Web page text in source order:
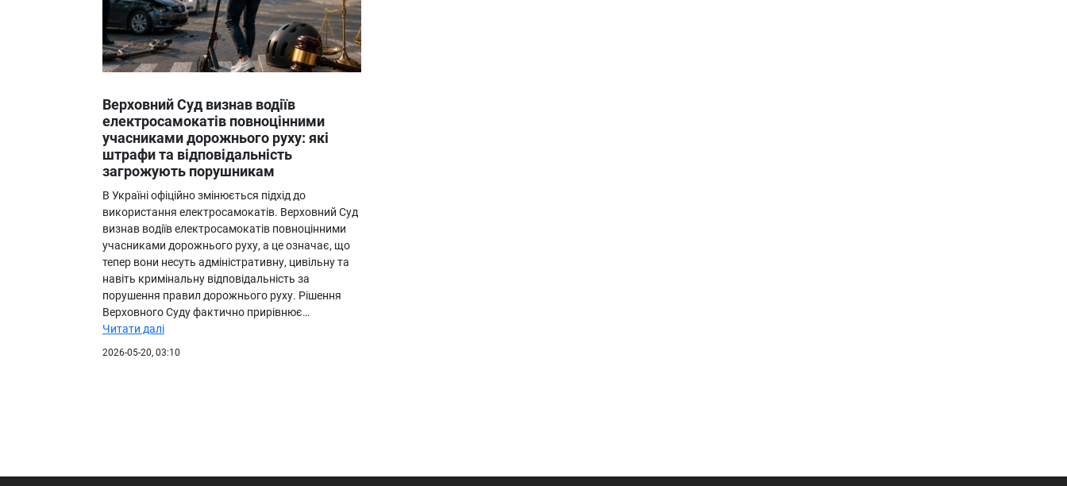
Людина
Корисності
Про нас
Верховний Суд визнав водіїв
електросамокатів повноцінними
учасниками дорожнього руху: які
штрафи та відповідальність
загрожують порушникам
В Україні офіційно змінюється підхід до
використання електросамокатів. Верховний Суд
визнав водіїв електросамокатів повноцінними
учасниками дорожнього руху, а це означає, що
тепер вони несуть адміністративну, цивільну та
навіть кримінальну відповідальність за
порушення правил дорожнього руху. Рішення
Верховного Суду фактично прирівнює…
Читати далі
2026-05-20, 03:10